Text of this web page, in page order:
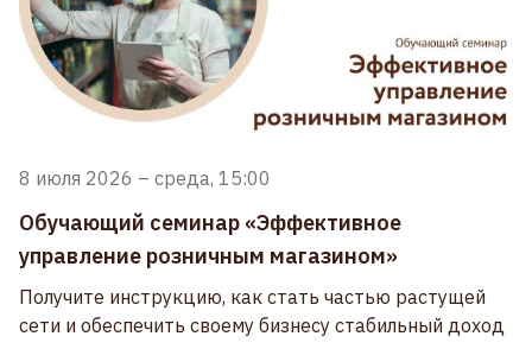
8 июля 2026 – среда, 15:00
Обучающий семинар «Эффективное
управление розничным магазином»
Получите инструкцию, как стать частью растущей
сети и обеспечить своему бизнесу стабильный доход